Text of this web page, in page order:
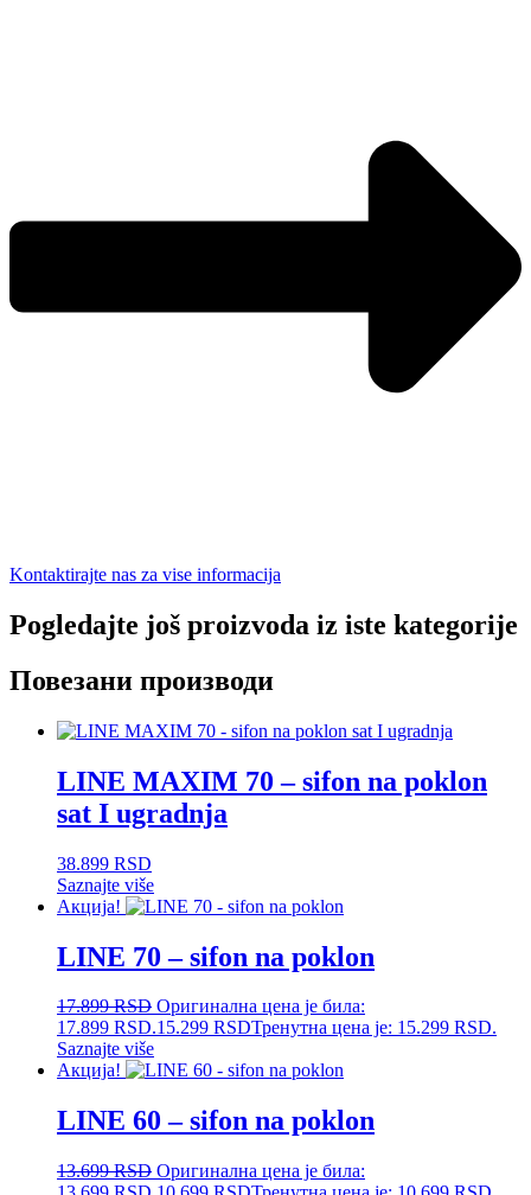
Kontaktirajte nas za vise informacija
Pogledajte još proizvoda iz iste kategorije
Повезани производи
LINE MAXIM 70 – sifon na poklon
sat I ugradnja
38.899 RSD
Saznajte više
Акција!
LINE 70 – sifon na poklon
17.899RSD Оригинална цена је била:
17.899 RSD.15.299 RSDТренутна цена је: 15.299 RSD.
Saznajte više
Акција!
LINE 60 – sifon na poklon
13.699RSD Оригинална цена је била: